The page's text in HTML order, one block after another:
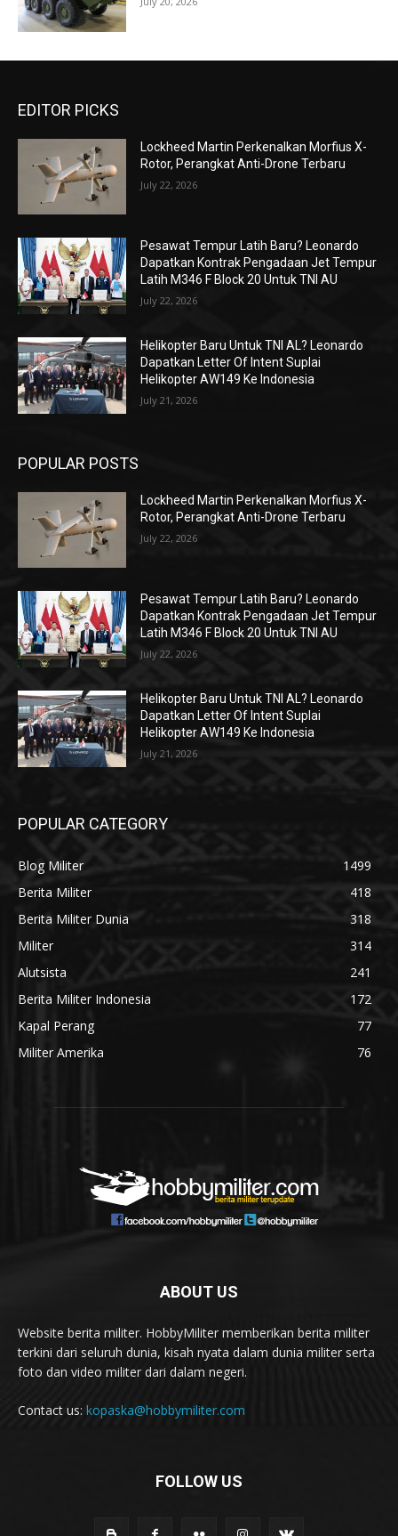
EDITOR PICKS
Lockheed Martin Perkenalkan Morfius X-
Rotor, Perangkat Anti-Drone Terbaru
July 22, 2026
Pesawat Tempur Latih Baru? Leonardo
Dapatkan Kontrak Pengadaan Jet Tempur
Latih M346 F Block 20 Untuk TNI AU
July 22, 2026
Helikopter Baru Untuk TNI AL? Leonardo
Dapatkan Letter Of Intent Suplai
Helikopter AW149 Ke Indonesia
July 21, 2026
POPULAR POSTS
Lockheed Martin Perkenalkan Morfius X-
Rotor, Perangkat Anti-Drone Terbaru
July 22, 2026
Pesawat Tempur Latih Baru? Leonardo
Dapatkan Kontrak Pengadaan Jet Tempur
Latih M346 F Block 20 Untuk TNI AU
July 22, 2026
Helikopter Baru Untuk TNI AL? Leonardo
Dapatkan Letter Of Intent Suplai
Helikopter AW149 Ke Indonesia
July 21, 2026
POPULAR CATEGORY
Blog Militer
1499
Berita Militer
418
Berita Militer Dunia
318
Militer
314
Alutsista
241
Berita Militer Indonesia
172
Kapal Perang
77
Militer Amerika
76
ABOUT US
Website berita militer. HobbyMiliter memberikan berita militer
terkini dari seluruh dunia, kisah nyata dalam dunia militer serta
foto dan video militer dari dalam negeri.
Contact us: kopaska@hobbymiliter.com
FOLLOW US